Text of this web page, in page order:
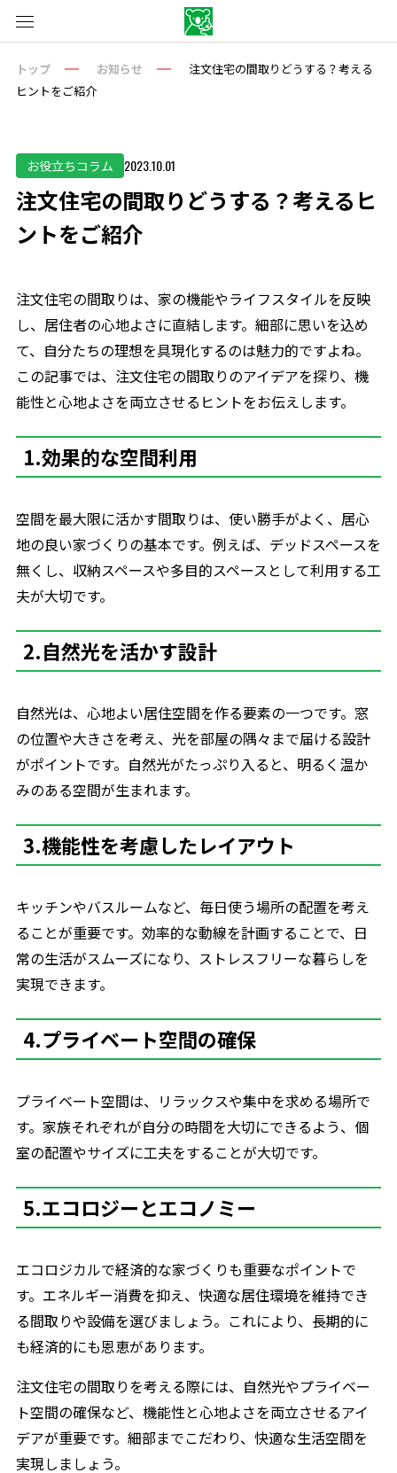
トップ お知らせ
注文住宅の間取りどうする？考える
ヒントをご紹介
お役立ちコラム 2023.10.01
注文住宅の間取りどうする？考えるヒ
ントをご紹介
注文住宅の間取りは、家の機能やライフスタイルを反映
し、居住者の心地よさに直結します。細部に思いを込め
て、自分たちの理想を具現化するのは魅力的ですよね。
この記事では、注文住宅の間取りのアイデアを探り、機
能性と心地よさを両立させるヒントをお伝えします。
1.効果的な空間利用
空間を最大限に活かす間取りは、使い勝手がよく、居心
地の良い家づくりの基本です。例えば、デッドスペースを
無くし、収納スペースや多目的スペースとして利用する工
夫が大切です。
2.自然光を活かす設計
自然光は、心地よい居住空間を作る要素の一つです。窓
の位置や大きさを考え、光を部屋の隅々まで届ける設計
がポイントです。自然光がたっぷり入ると、明るく温か
みのある空間が生まれます。
3.機能性を考慮したレイアウト
キッチンやバスルームなど、毎日使う場所の配置を考え
ることが重要です。効率的な動線を計画することで、日
常の生活がスムーズになり、ストレスフリーな暮らしを
実現できます。
4.プライベート空間の確保
プライベート空間は、リラックスや集中を求める場所で
す。家族それぞれが自分の時間を大切にできるよう、個
室の配置やサイズに工夫をすることが大切です。
5.エコロジーとエコノミー
エコロジカルで経済的な家づくりも重要なポイントで
す。エネルギー消費を抑え、快適な居住環境を維持でき
る間取りや設備を選びましょう。これにより、長期的に
も経済的にも恩恵があります。
注文住宅の間取りを考える際には、自然光やプライベー
ト空間の確保など、機能性と心地よさを両立させるアイ
デアが重要です。細部までこだわり、快適な生活空間を
実現しましょう。